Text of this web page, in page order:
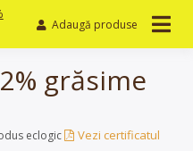
Adaugă produse
grăsime
eclogic Vezi certificatul